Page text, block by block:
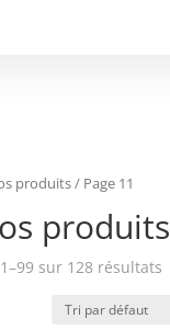
produits/ Page 11
produits
sur 128 résultats